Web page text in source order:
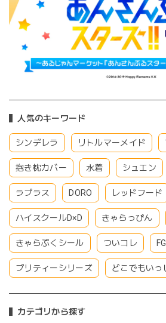
人気のキーワード
シンデレラ リトルマーメイド
抱き枕カバー 水着 シュエン
ラプラス DORO レッドフード
ハイスクールD×D きゃらっぴん
きゃらぷくシール ついコレ
プリティーシリーズ どこでもいっ
カテゴリから探す